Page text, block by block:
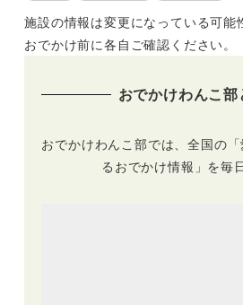
施設の情報は変更になっている可能
おでかけ前に各自ご確認ください。
おでかけわんこ部
おでかけわんこ部では、全国の
るおでかけ情報」を毎